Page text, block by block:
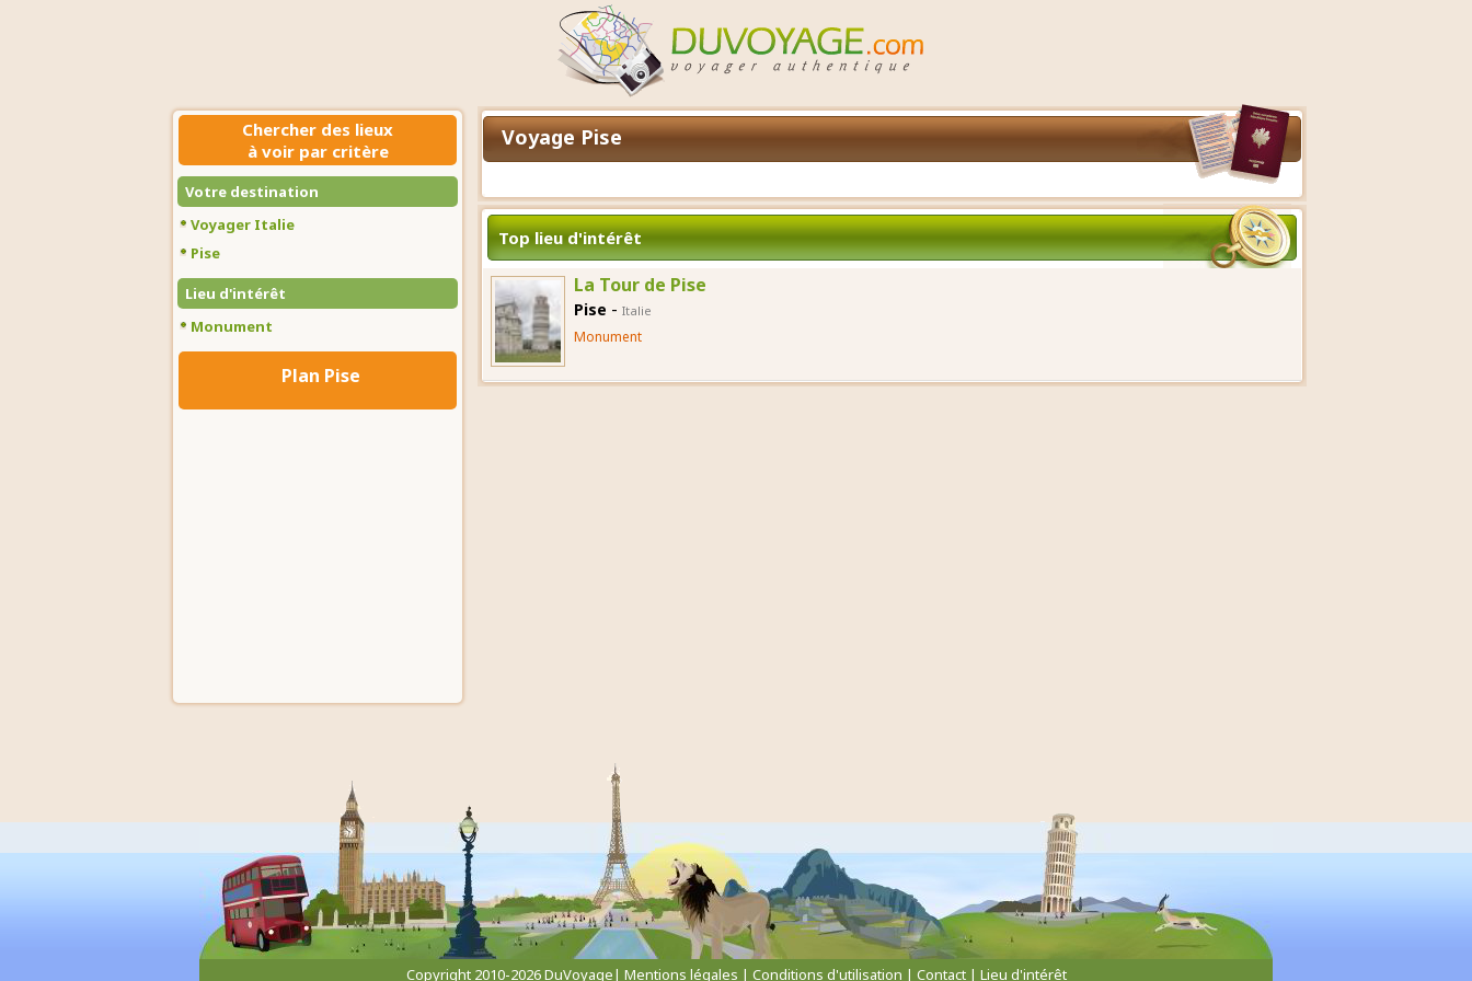
Chercher des lieux
à voir par critère
Votre destination
Voyager Italie
Pise
Lieu d'intérêt
Monument
Plan Pise
Voyage Pise
Top lieu d'intérêt
La Tour de Pise
Pise - Italie
Monument
Copyright 2010-2026 DuVoyage| Mentions légales | Conditions d'utilisation | Contact| Lieu d'intérêt